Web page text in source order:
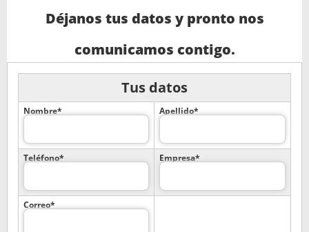
Déjanos tus datos y pronto nos
comunicamos contigo.
Tus datos
Nombre* Apellido*
Teléfono* Empresa*
Correo*